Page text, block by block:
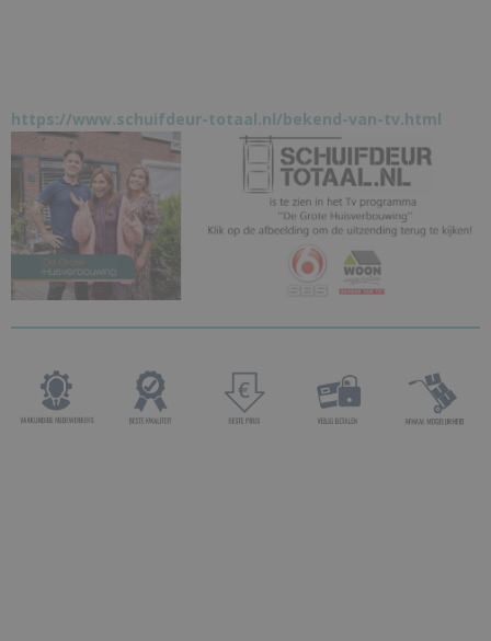
https://www.schuifdeur-totaal.nl/bekend-van-tv.html